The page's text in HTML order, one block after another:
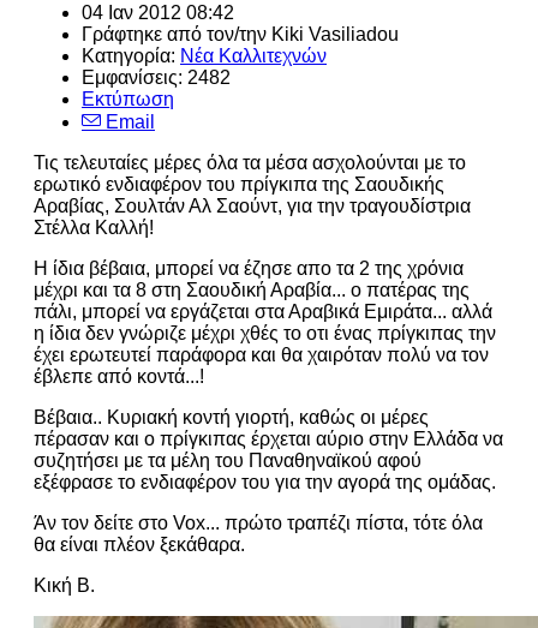
04 Ιαν 2012 08:42
Γράφτηκε από τον/την Kiki Vasiliadou
Κατηγορία: Νέα Καλλιτεχνών
Εμφανίσεις: 2482
Εκτύπωση
Email
Τις τελευταίες μέρες όλα τα μέσα ασχολούνται με το
ερωτικό ενδιαφέρον του πρίγκιπα της Σαουδικής
Αραβίας, Σουλτάν Αλ Σαούντ, για την τραγουδίστρια
Στέλλα Καλλή!
Η ίδια βέβαια, μπορεί να έζησε απο τα 2 της χρόνια
μέχρι και τα 8 στη Σαουδική Αραβία... ο πατέρας της
πάλι, μπορεί να εργάζεται στα Αραβικά Εμιράτα... αλλά
η ίδια δεν γνώριζε μέχρι χθές το οτι ένας πρίγκιπας την
έχει ερωτευτεί παράφορα και θα χαιρόταν πολύ να τον
έβλεπε από κοντά...!
Βέβαια.. Κυριακή κοντή γιορτή, καθώς οι μέρες
πέρασαν και ο πρίγκιπας έρχεται αύριο στην Ελλάδα να
συζητήσει με τα μέλη του Παναθηναϊκού αφού
εξέφρασε το ενδιαφέρον του για την αγορά της ομάδας.
Άν τον δείτε στο Vox... πρώτο τραπέζι πίστα, τότε όλα
θα είναι πλέον ξεκάθαρα.
Κική Β.